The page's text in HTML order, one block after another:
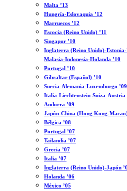
Malta ’13
Hungría-Eslovaquia ’12
Marruecos ’12
Escocia (Reino Unido) ’11
Singapur ’10
Inglaterra (Reino Unido)-
Malasia-Indonesia-Holanda ’10
Portugal ’10
Gibraltar (Español) ’10
Suecia-Alemania-Luxemburgo ’09
Italia-Liechtenstein-Suiza-
Andorra ’09
Japón-China (Hong Kong-
Bélgica ’08
Portugal ’07
Tailandia ’07
Grecia ’07
Italia ’07
Inglaterra (Reino Unido)-Japón
Holanda ’06
México ’05